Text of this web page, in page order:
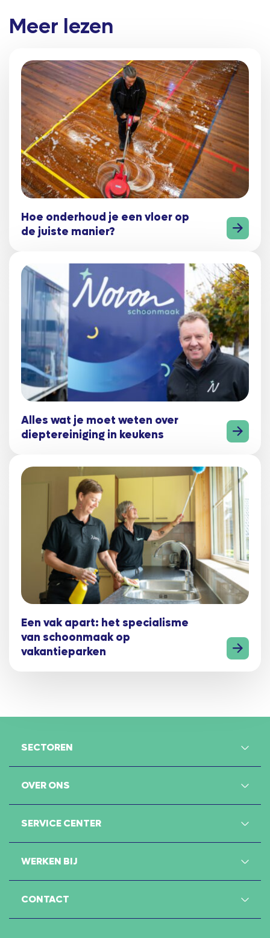
Meer lezen
Hoe onderhoud je een vloer op
de juiste manier?
Alles wat je moet weten over
dieptereiniging in keukens
Een vak apart: het specialisme
van schoonmaak op
vakantieparken
SECTOREN
OVER ONS
SERVICE CENTER
WERKEN BIJ
CONTACT